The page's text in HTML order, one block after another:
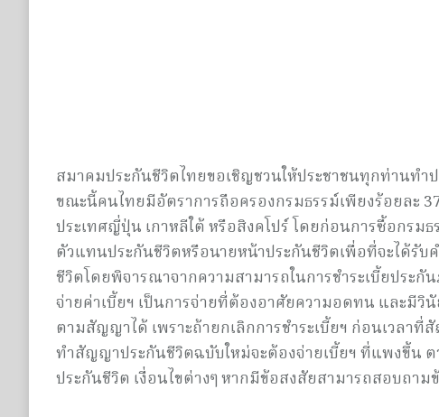
สมาคมประกันชีวิตไทยขอเชิญชวนให้ประชาชนทุกท่านท
ขณะนี้คนไทยมีอัตราการถือครองกรมธรรม์เพียงร้อยละ
ประเทศญี่ปุ่น เกาหลีใต้ หรือสิงคโปร์ โดยก่อนการซื้อกร
ตัวแทนประกันชีวิตหรือนายหน้าประกันชีวิตเพื่อที่จะได้รั
ชีวิตโดยพิจารณาจากความสามารถในการชำระเบี้ยประกั
จ่ายค่าเบี้ยฯ เป็นการจ่ายที่ต้องอาศัยความอดทน และมีวิ
ตามสัญญาได้ เพราะถ้ายกเลิกการชำระเบี้ยฯ ก่อนเวลา
ทำสัญญาประกันชีวิตฉบับใหม่จะต้องจ่ายเบี้ยฯ ที่แพงขึ้น
ประกันชีวิต เงื่อนไขต่างๆ หากมีข้อสงสัยสามารถสอบถ